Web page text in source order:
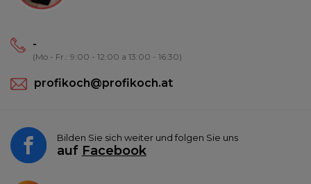
-
(Mo - Fr.: 9:00 - 12:00 a 13:00 - 16:30)
profikoch@profikoch.at
Bilden Sie sich weiter und folgen Sie uns
auf Facebook